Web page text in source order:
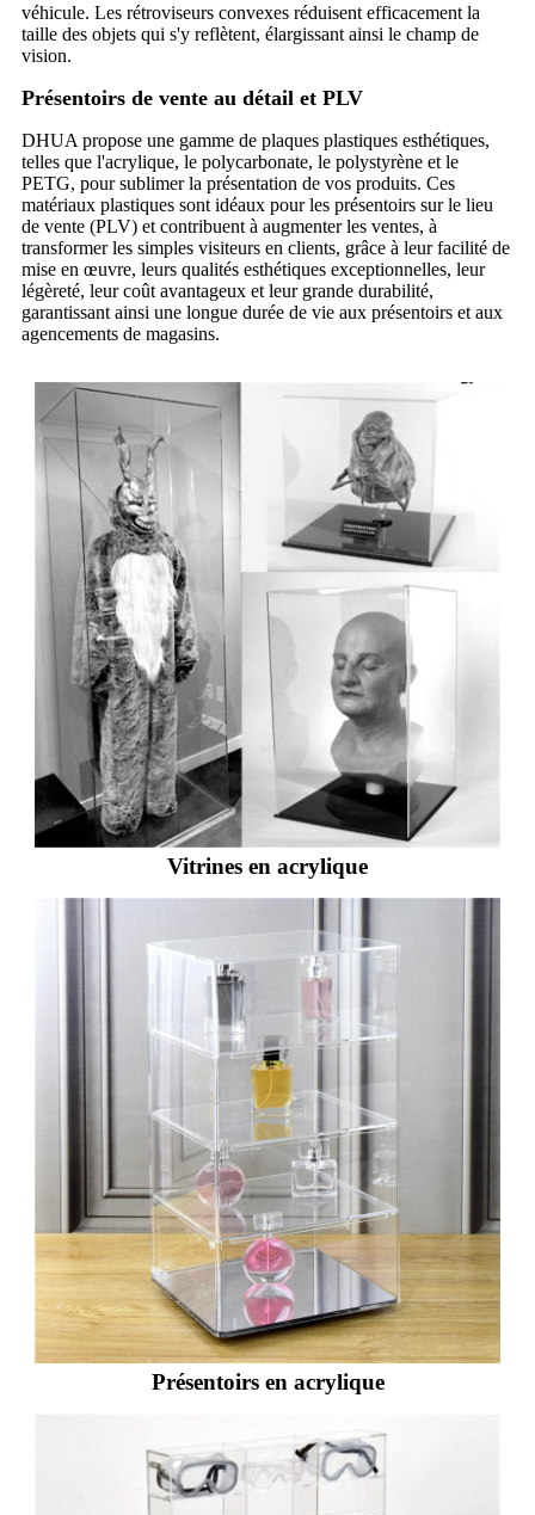
véhicule. Les rétroviseurs convexes réduisent efficacement la
taille des objets qui s'y reflètent, élargissant ainsi le champ de
vision.
Présentoirs de vente au détail et PLV
DHUA propose une gamme de plaques plastiques esthétiques,
telles que l'acrylique, le polycarbonate, le polystyrène et le
PETG, pour sublimer la présentation de vos produits. Ces
matériaux plastiques sont idéaux pour les présentoirs sur le lieu
de vente (PLV) et contribuent à augmenter les ventes, à
transformer les simples visiteurs en clients, grâce à leur facilité de
mise en œuvre, leurs qualités esthétiques exceptionnelles, leur
légèreté, leur coût avantageux et leur grande durabilité,
garantissant ainsi une longue durée de vie aux présentoirs et aux
agencements de magasins.
Vitrines en acrylique
Présentoirs en acrylique